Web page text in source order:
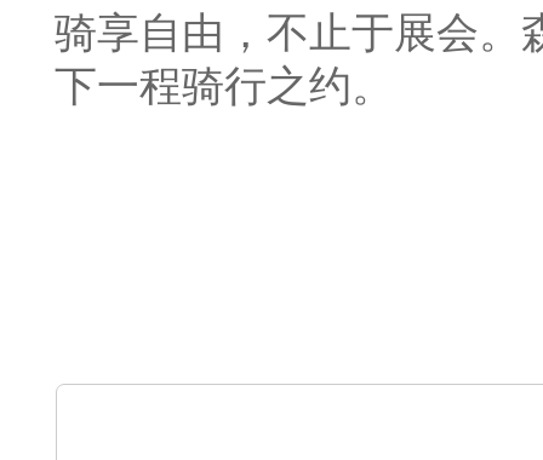
骑享自由，不止于展会。
下一程骑行之约。